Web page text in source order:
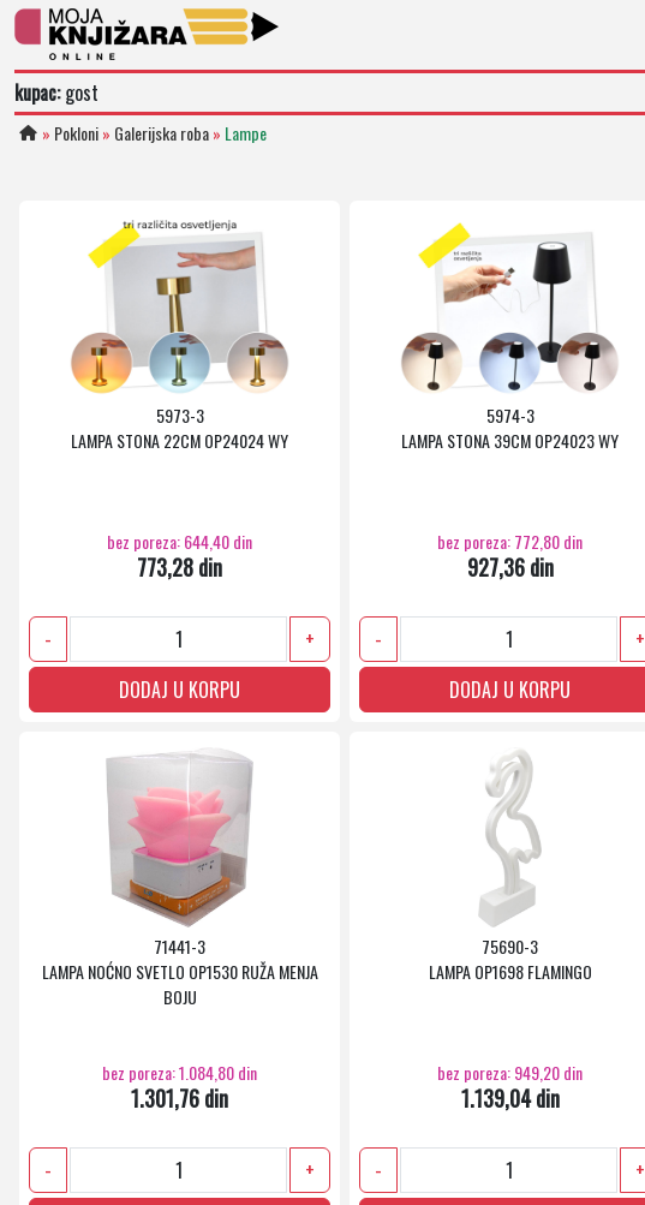
kupac:gost
» Pokloni» Galerijska roba» Lampe
5973-3
LAMPA STONA 22CM OP24024 WY
bez poreza: 644,40 din
773,28 din
-
+
DODAJ U KORPU
5974-3
LAMPA STONA 39CM OP24023 WY
bez poreza: 772,80 din
927,36 din
-
+
DODAJ U KORPU
71441-3
LAMPA NOĆNO SVETLO OP1530 RUŽA MENJA
BOJU
bez poreza: 1.084,80 din
1.301,76 din
-
+
75690-3
LAMPA OP1698 FLAMINGO
bez poreza: 949,20 din
1.139,04 din
-
+